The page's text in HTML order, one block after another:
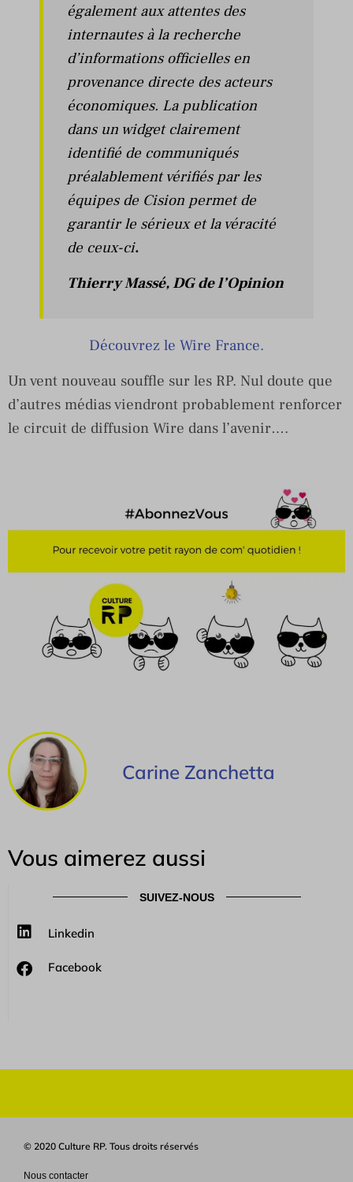
également aux attentes des
internautes à la recherche
d’informations officielles en
provenance directe des acteurs
économiques. La publication
dans un widget clairement
identifié de communiqués
préalablement vérifiés par les
équipes de Cision permet de
garantir le sérieux et la véracité
de ceux-ci.
Thierry Massé, DG de l’Opinion
Découvrez le Wire France.
Un vent nouveau souffle sur les RP. Nul doute que
d’autres médias viendront probablement renforcer
le circuit de diffusion Wire dans l’avenir….
Carine Zanchetta
Vous aimerez aussi
SUIVEZ-NOUS
Linkedin
Facebook
© 2020 Culture RP. Tous droits réservés
Nous contacter